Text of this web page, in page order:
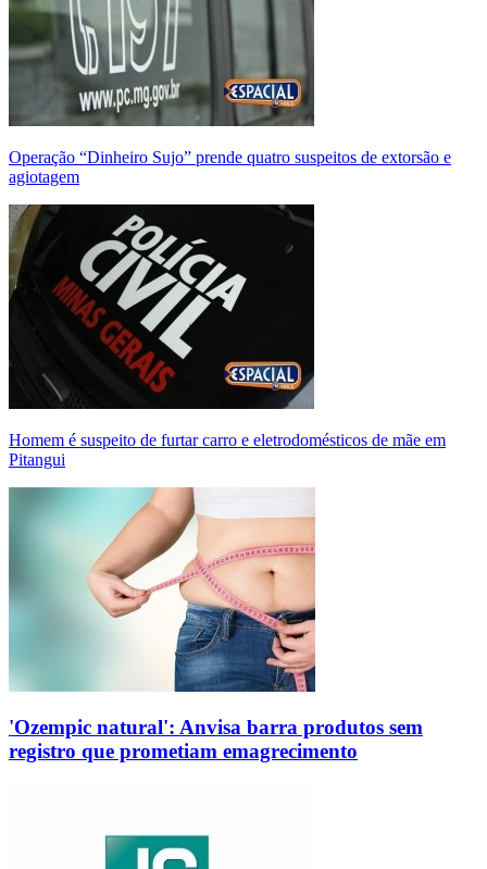
Operação “Dinheiro Sujo” prende quatro suspeitos de extorsão e
agiotagem
Homem é suspeito de furtar carro e eletrodomésticos de mãe em
Pitangui
'Ozempic natural': Anvisa barra produtos sem
registro que prometiam emagrecimento